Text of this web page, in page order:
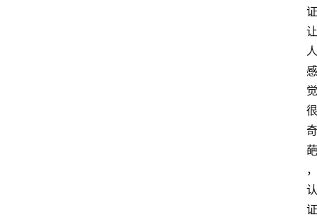
证
让
人
感
觉
很
奇
葩
，
认
证